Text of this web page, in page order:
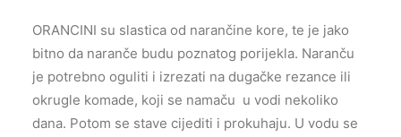
ORANCINI su slastica od narančine kore, te je jako
bitno da naranče budu poznatog porijekla. Naranču
je potrebno oguliti i izrezati na dugačke rezance ili
okrugle komade, koji se namaču u vodi nekoliko
dana. Potom se stave cijediti i prokuhaju. U vodu se